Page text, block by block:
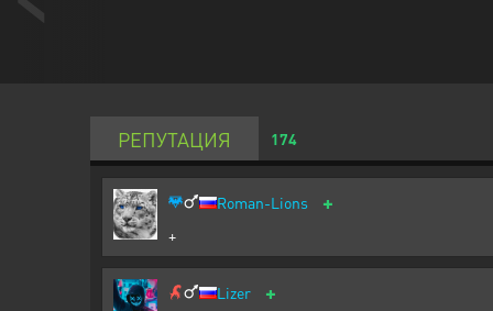
РЕПУТАЦИЯ 174
Roman-Lions +
+
Lizer +